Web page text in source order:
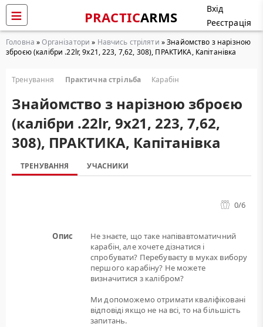
PRACTICARMS
Вхід
Реєстрація
Головна »Організатори » Навчись стріляти » Знайомство з нарізною
зброєю (калібри .22lr, 9х21, 223, 7,62, 308), ПРАКТИКА, Капітанівка
Тренування Практична стрільба Карабін
Знайомство з нарізною зброєю
(калібри .22lr, 9х21, 223, 7,62,
308), ПРАКТИКА, Капітанівка
ТРЕНУВАННЯ УЧАСНИКИ
0/6
Опис
Не знаєте, що таке напівавтоматичний
карабін, але хочете дізнатися і
спробувати? Перебуваєту в муках вибору
першого карабіну? Не можете
визначитися з калібром?
Ми допоможемо отримати кваліфіковані
відповіді якщо не на всі, то на більшість
запитань.